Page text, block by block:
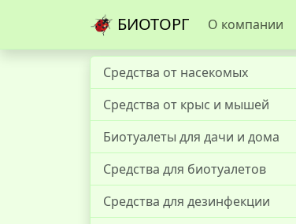
БИОТОРГ О компании
Средства от насекомых
Средства от крыс и мышей
Биотуалеты для дачи и дома
Средства для биотуалетов
Средства для дезинфекции